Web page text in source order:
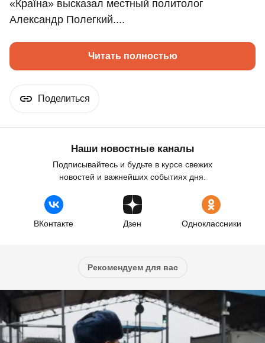
«Країна» высказал местный политолог
Александр Полегкий....
Читать полностью
Поделиться
Наши новостные каналы
Подписывайтесь и будьте в курсе свежих
новостей и важнейших событиях дня.
ВКонтакте Дзен Одноклассники
Рекомендуем для вас